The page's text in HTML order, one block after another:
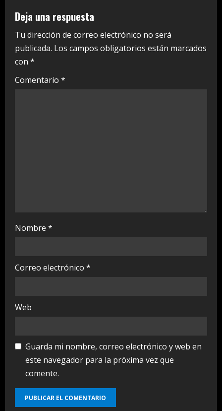
R
e
a
d
Deja una respuesta
Tu dirección de correo electrónico no será
publicada. Los campos obligatorios están marcados
con *
Comentario *
Nombre *
Correo electrónico *
Web
Guarda mi nombre, correo electrónico y web en
este navegador para la próxima vez que
comente.